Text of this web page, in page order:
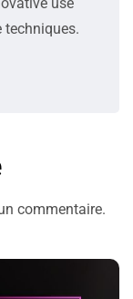
use
techniques.
commentaire.